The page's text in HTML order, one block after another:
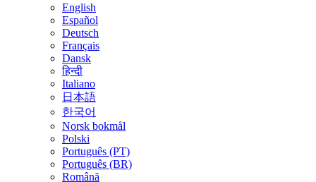
English
Español
Deutsch
Français
Dansk
हिन्दी
Italiano
日本語
한국어
Norsk bokmål
Polski
Português (PT)
Português (BR)
Română